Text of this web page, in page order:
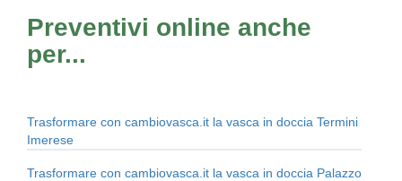
Preventivi online anche
per...
Trasformare con cambiovasca.it la vasca in doccia Termini
Imerese
Trasformare con cambiovasca.it la vasca in doccia Palazzo